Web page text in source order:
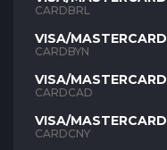
BRL
CARDBRL
VISA/MASTERCARD
BYN
CARDBYN
VISA/MASTERCARD
CAD
CARDCAD
VISA/MASTERCARD
CNY
CARDCNY